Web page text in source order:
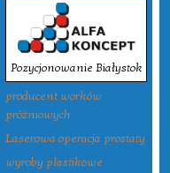
Pozycjonowanie Białystok
producent worków
próżniowych
Laserowa operacja prostaty
wyroby plastikowe